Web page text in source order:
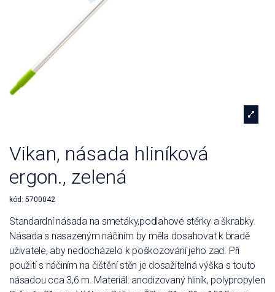
Vikan, násada hliníková
ergon., zelená
kód: 5700042
Standardní násada na smetáky,podlahové stěrky a škrabky.
Násada s nasazeným náčiním by měla dosahovat k bradě
uživatele, aby nedocházelo k poškozování jeho zad. Při
použití s náčiním na čištění stěn je dosažitelná výška s touto
násadou cca 3,6 m. Materiál: anodizovaný hliník, polypropylen